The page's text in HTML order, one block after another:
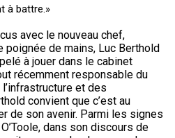
à battre.»
avec le nouveau chef,
poignée de mains, Luc Berthold
à jouer dans le cabinet
récemment responsable du
et des
convient que c’est au
de son avenir. Parmi les signes
dans son discours de